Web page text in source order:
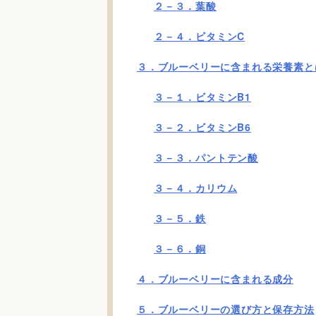
２－３．葉酸
２－４．ビタミンC
３．ブルーベリーに含まれる栄養素
３－１．ビタミンB1
３－２．ビタミンB6
３－３．パントテン酸
３－４．カリウム
３－５．鉄
３－６．銅
４．ブルーベリーに含まれる成分
５．ブルーベリーの選び方と保存方法